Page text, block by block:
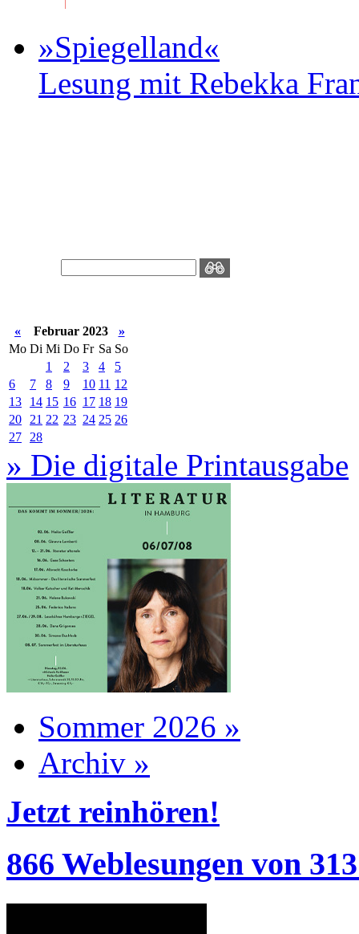
»Spiegelland«
Lesung mit Rebekka
« Februar 2023
»
Mo Di Mi Do Fr Sa So
1
2 3 4
5
6
7 8 9 10 11 12
13
14 15 16 17 18 19
20
21 22 23 24 25 26
27
28
» Die digitale Printausgabe
Sommer 2026 »
Archiv »
Jetzt reinhören!
866 Weblesungen von